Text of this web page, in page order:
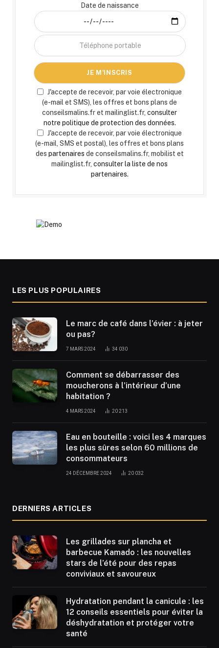
Date de naissance
J'accepte de recevoir, par voie électronique
(e-mail et SMS), les offres et bons plans de
conseilsmalins.fr et mailinglist.fr, consulter
notre politique de protection des données.
J'accepte de recevoir, par voie électronique
(e-mail, SMS et postal), les offres et bons plans
des partenaires de conseilsmalins.fr, mobilist et
mailinglist.fr, consulter la liste de nos
partenaires.
LES PLUS POPULAIRES
Le marc de café dans l’évier : à jeter
ou pas?
7 MARS 2024 34 030
Comment se débarrasser des
moucherons à l’intérieur d’une
habitation ?
4 MARS 2024 20 213
Eau en bouteille : voici les 4 marques
les plus sûres selon 60 millions de
consommateurs
24 DÉCEMBRE 2024 20 032
DERNIERS ARTICLES
Les grillades sur plancha et
barbecue Kamado : les nouvelles
stars de l’été pour des repas
conviviaux et savoureux
Hydratation pendant la canicule : les
12 conseils essentiels pour éviter la
déshydratation et protéger votre
santé